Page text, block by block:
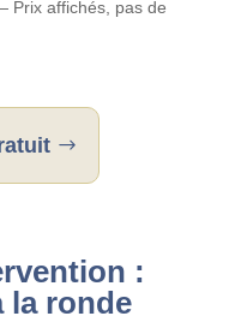
Prix affichés, pas de
:
la ronde